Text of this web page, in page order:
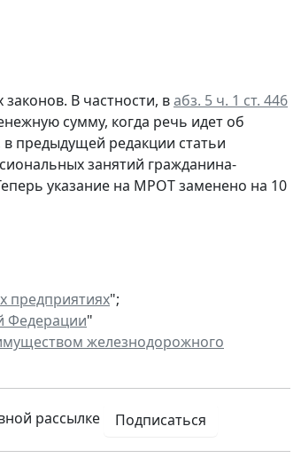
В частности, вабз. 5 ч. 1 ст. 446
сумму, когда речь идет об
предыдущей редакции статьи
занятий гражданина-
указание на МРОТ заменено на 10
предприятиях";
Федерации"
железнодорожного
рассылке Подписаться